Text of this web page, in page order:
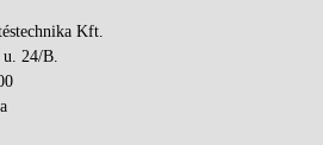
Kft.
u. 24/B.